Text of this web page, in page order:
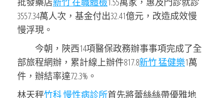
3557.34萬人次，基金付出32.41億元，改造成效慢
慢浮現。
今朝，陜西14項醫保政務辦事事項完成了全
部旅程網辦，累計線上辦件817.8新竹 猛健樂1萬
件，辦結率達72.3%。
林天秤竹科 慢性病診所首先將蕾絲絲帶優雅地